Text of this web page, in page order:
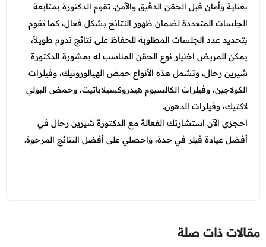
بعناية وأمان قبل الحقن الدقيق والآمن. تقوم الدكتورة بمتابعة
الجلسات المتعددة لضمان ظهور النتائج بشكل فعال، كما تقوم
بتحديد عدد الجلسات المطلوبة للحفاظ على نتائج تدوم طويلاً،
يمكن للمريض اختيار نوع الحقن المناسب له بمشورة الدكتورة
شيرين رحال، وتشمل هذه الأنواع حمض الهيالورونيك، وفيلرات
الكولاجين، وفيلرات الكالسيوم هيدروكسيلاباتيت، وحمض البولي
لاكتيك، وفيلرات الدهون.
احجزي الآن استشارتك الفعالة مع الدكتورة شيرين رحال في
أفضل عيادة فيلر في جدة، واحصلي على أفضل النتائج المرجوة.
مقالات ذات صلة